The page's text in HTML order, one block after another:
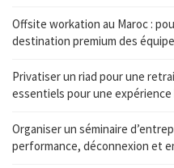
Offsite workation au Maroc :
destination premium des
Privatiser un riad pour une
essentiels pour une
Organiser un séminaire
performance, déconnexion et